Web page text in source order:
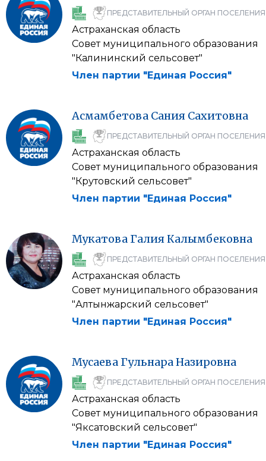
ПРЕДСТАВИТЕЛЬНЫЙ ОРГАН ПОСЕЛЕНИЯ
Астраханская область
Совет муниципального образования
"Калининский сельсовет"
Член партии "Единая Россия"
Асмамбетова Сания Сахитовна
ПРЕДСТАВИТЕЛЬНЫЙ ОРГАН ПОСЕЛЕНИЯ
Астраханская область
Совет муниципального образования
"Крутовский сельсовет"
Член партии "Единая Россия"
Мукатова Галия Калымбековна
ПРЕДСТАВИТЕЛЬНЫЙ ОРГАН ПОСЕЛЕНИЯ
Астраханская область
Совет муниципального образования
"Алтынжарский сельсовет"
Член партии "Единая Россия"
Мусаева ГульнараНазировна
ПРЕДСТАВИТЕЛЬНЫЙ ОРГАН ПОСЕЛЕНИЯ
Астраханская область
Совет муниципального образования
"Яксатовский сельсовет"
Член партии "Единая Россия"